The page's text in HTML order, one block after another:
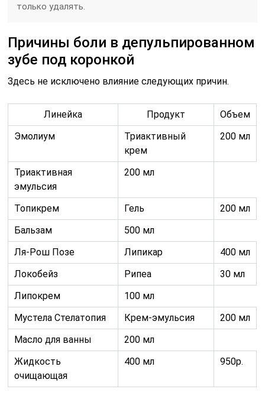
только удалять.
Причины боли в депульпированном
зубе под коронкой
Здесь не исключено влияние следующих причин.
Линейка Продукт
Объем
Эмолиум
Триактивный
крем
200 мл
Триактивная
эмульсия
200 мл
Топикрем Гель
200 мл
Бальзам
500 мл
Ля-Рош Позе
Липикар
400 мл
Локобейз
Рипеа
30 мл
Липокрем
100 мл
Мустела Стелатопия
Крем-эмульсия
200 мл
Масло для ванны
200 мл
Жидкость
очищающая
400 мл 950р.